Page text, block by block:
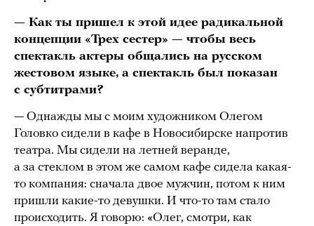
— Как ты пришел к этой идее радикальной
концепции «Трех сестер» — чтобы весь
спектакль актеры общались на русском
жестовом языке, а спектакль был показан
с субтитрами?
— Однажды мы с моим художником Олегом
Головко сидели в кафе в Новосибирске напротив
театра. Мы сидели на летней веранде,
а за стеклом в этом же самом кафе сидела какая-
то компания: сначала двое мужчин, потом к ним
пришли какие-то девушки. И что-то там стало
происходить. Я говорю: «Олег, смотри, как